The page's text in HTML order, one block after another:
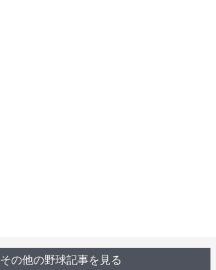
その他の野球記事を見る